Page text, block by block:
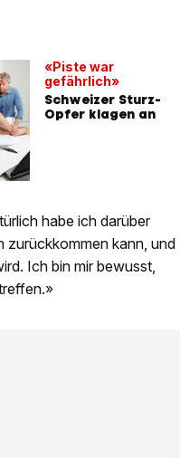
«Piste war
gefährlich»
Schweizer Sturz-
Opfer klagen an
habe ich darüber
zurückkommen kann, und
Ich bin mir bewusst,